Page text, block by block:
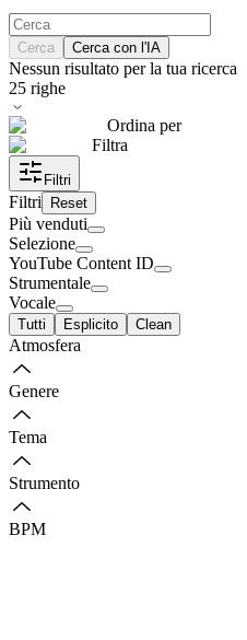
Cerca Cerca con l'IA
Nessun risultato per la tua ricerca
25 righe
Ordina per
Filtra
Filtri
Filtri Reset
Più venduti
Selezione
YouTube Content ID
Strumentale
Vocale
Tutti Esplicito Clean
Atmosfera
Genere
Tema
Strumento
BPM